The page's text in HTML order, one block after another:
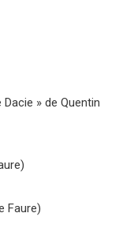
» de Quentin
Faure)